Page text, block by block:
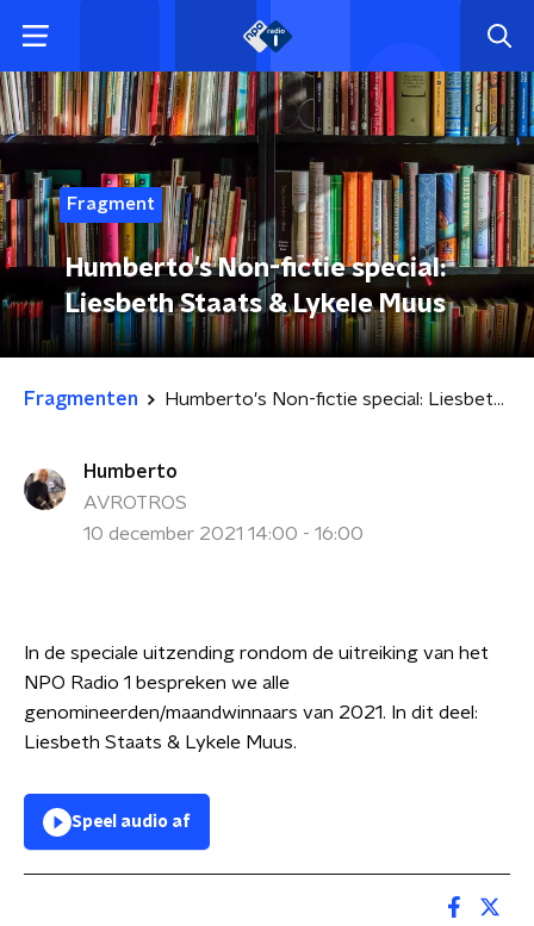
Fragment
Humberto's Non-fictie special:
Liesbeth Staats & Lykele Muus
Fragmenten Humberto's Non-fictie special: Liesbeth Staats & Lykele Muus
Humberto
AVROTROS
10 december 2021 14:00 - 16:00
In de speciale uitzending rondom de uitreiking van het
NPO Radio 1 bespreken we alle
genomineerden/maandwinnaars van 2021. In dit deel:
Liesbeth Staats & Lykele Muus.
Speel audio af